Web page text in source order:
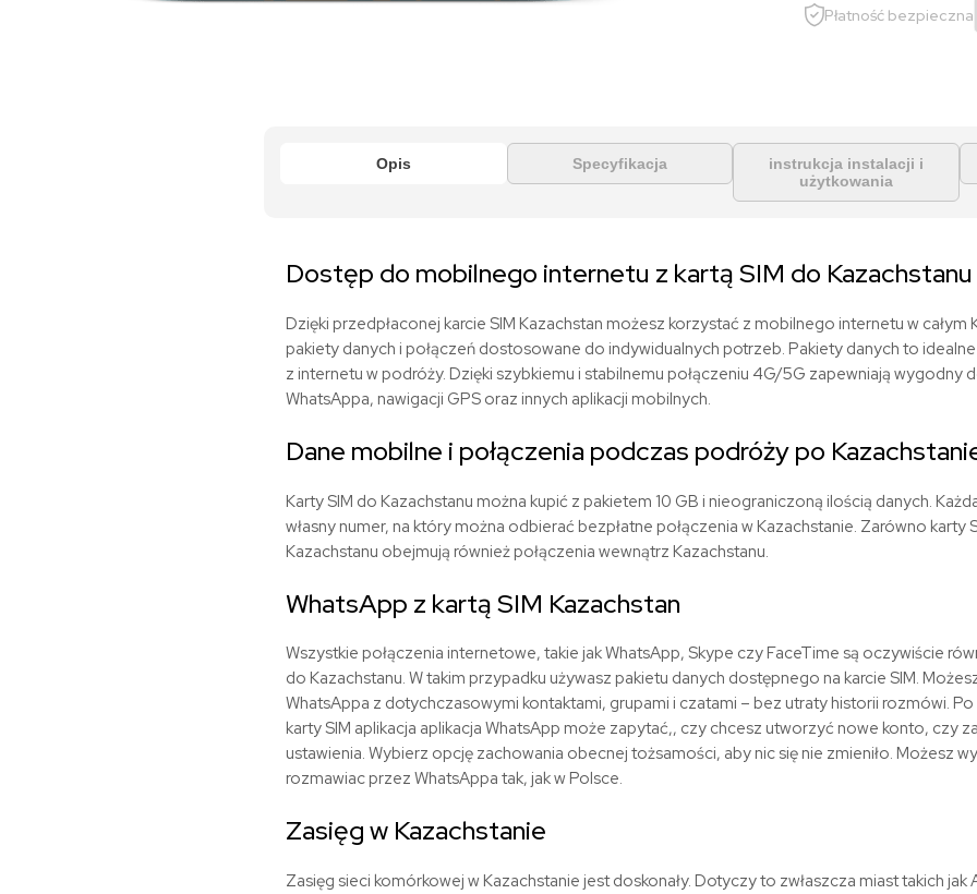
Płatność bezpieczna
Opis Specyfikacja
instrukcja instalacji i
użytkowania
Dostęp do mobilnego internetu z kartą SIM do Kazachstanu
Dzięki przedpłaconej karcie SIM Kazachstan możesz korzystać z mobilnego internetu w
pakiety danych i połączeń dostosowane do indywidualnych potrzeb. Pakiety danych to
z internetu w podróży. Dzięki szybkiemu i stabilnemu połączeniu 4G/5G zapewniają
WhatsAppa, nawigacji GPS oraz innych aplikacji mobilnych.
Dane mobilne i połączenia podczas podróży po
Karty SIM do Kazachstanu można kupić z pakietem 10 GB i nieograniczoną ilością danych.
własny numer, na który można odbierać bezpłatne połączenia w Kazachstanie. Zarówno karty
Kazachstanu obejmują również połączenia wewnątrz Kazachstanu.
WhatsApp z kartą SIM Kazachstan
Wszystkie połączenia internetowe, takie jak WhatsApp, Skype czy FaceTime są oczywiście
do Kazachstanu. W takim przypadku używasz pakietu danych dostępnego na karcie SIM.
WhatsAppa z dotychczasowymi kontaktami, grupami i czatami – bez utraty historii rozmówi.
karty SIM aplikacja aplikacja WhatsApp może zapytać,, czy chcesz utworzyć nowe konto, czy
ustawienia. Wybierz opcję zachowania obecnej tożsamości, aby nic się nie zmieniło. Możesz
rozmawiac przez WhatsAppa tak, jak w Polsce.
Zasięg w Kazachstanie
Zasięg sieci komórkowej w Kazachstanie jest doskonały. Dotyczy to zwłaszcza miast takich jak